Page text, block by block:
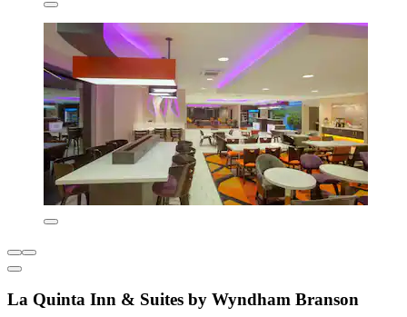
La Quinta Inn & Suites by Wyndham Branson